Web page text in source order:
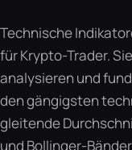
Technische
für Krypto-Trader.
analysieren und
den gängigsten
gleitende
und Bollinger-